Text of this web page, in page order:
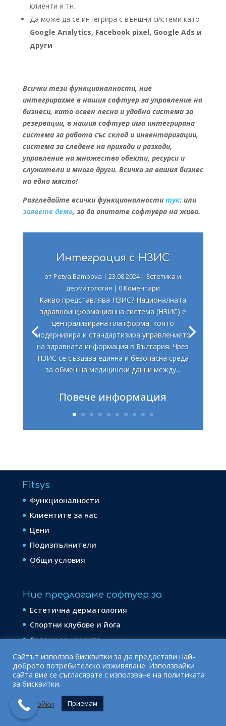
клиенти и тн.
Да може да се интегрира с външни системи като
Google Analytics, Facebook pixel, Google Ads и
други
Всички тези функционалности, ние
интегрирахме в нашия софтуер за управление на
бизнеси, като освен лесна и удобна система за
резервации, в нашия софтуер има интегрирана
система за работа със склад и инвентаризации,
система за следене на приходи и разходи,
управление на множество обекти, ресурси и
служители и много други. Всичко за вашия бизнес
на едно място!
Разгледайте всички функционалности тук: или
заявете демо, за да опитате софтуера на живо.
Интеграция с НЗИС
отPetya Bambova |23.08.2024|Естетика и
дерматология | 0 Коментари
Какво представлява НЗИС? Националната
здравноинформационна система (НЗИС) е
централизирана платформа, която
модернизира и стандартизира управлението
на здравната информация в България. Чрез
НЗИС се създава единна и безопасна среда
за обмен на медицински данни между...
Повече информация
Fitsys
Функционалности
Клиентите за нас
Цени
Подизпълнители
Общи условия
Ние предлагаме софтуер за
Естетична дерматология
Спортни клубове и йога
Салони за красота
Последвай ни в
Сайтът използва бисквитки за да предостави най-
доброто потребителско изживяване. Използвайки
сайта вие се съгласявате с използване на политиката
за бисквитки.
Настройки
Приемам